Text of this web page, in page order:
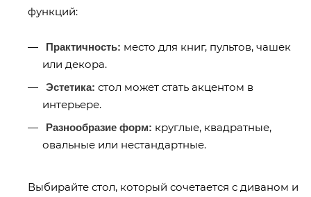
функций:
Практичность: место для книг, пультов, чашек
или декора.
Эстетика: стол может стать акцентом в
интерьере.
Разнообразие форм: круглые, квадратные,
овальные или нестандартные.
Выбирайте стол, который сочетается с диваном и